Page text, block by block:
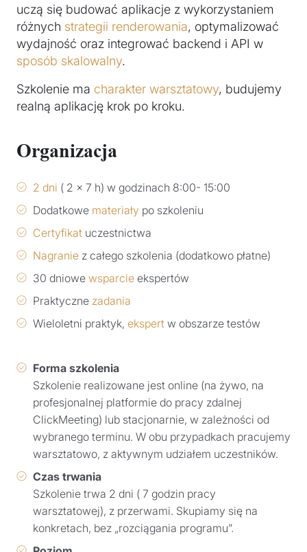
uczą się budować aplikacje z wykorzystaniem
różnych strategii renderowania, optymalizować
wydajność oraz integrować backend i API w
sposób skalowalny.
Szkolenie ma charakter warsztatowy, budujemy
realną aplikację krok po kroku.
Organizacja
2 dni ( 2 x 7 h) w godzinach 8:00- 15:00
Dodatkowe materiały po szkoleniu
Certyfikat uczestnictwa
Nagranie z całego szkolenia (dodatkowo płatne)
30 dniowe wsparcie ekspertów
Praktyczne zadania
Wieloletni praktyk, ekspert w obszarze testów
Forma szkolenia
Szkolenie realizowane jest online (na żywo, na
profesjonalnej platformie do pracy zdalnej
ClickMeeting) lub stacjonarnie, w zależności od
wybranego terminu. W obu przypadkach pracujemy
warsztatowo, z aktywnym udziałem uczestników.
Czas trwania
Szkolenie trwa 2 dni ( 7 godzin pracy
warsztatowej), z przerwami. Skupiamy się na
konkretach, bez „rozciągania programu”.